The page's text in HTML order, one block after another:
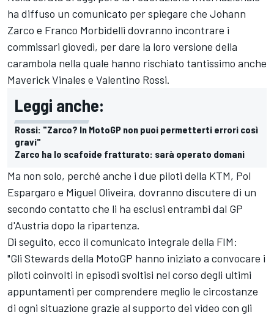
ha diffuso un comunicato per spiegare che Johann
Zarco e Franco Morbidelli dovranno incontrare i
commissari giovedì, per dare la loro versione della
carambola nella quale hanno rischiato tantissimo anche
Maverick Vinales e Valentino Rossi.
Leggi anche:
Rossi: "Zarco? In MotoGP non puoi permetterti errori così
gravi"
Zarco ha lo scafoide fratturato: sarà operato domani
Ma non solo, perché anche i due piloti della KTM, Pol
Espargaro e Miguel Oliveira, dovranno discutere di un
secondo contatto che li ha esclusi entrambi dal GP
d'Austria dopo la ripartenza.
Di seguito, ecco il comunicato integrale della FIM:
"Gli Stewards della MotoGP hanno iniziato a convocare i
piloti coinvolti in episodi svoltisi nel corso degli ultimi
appuntamenti per comprendere meglio le circostanze
di ogni situazione grazie al supporto dei video con gli